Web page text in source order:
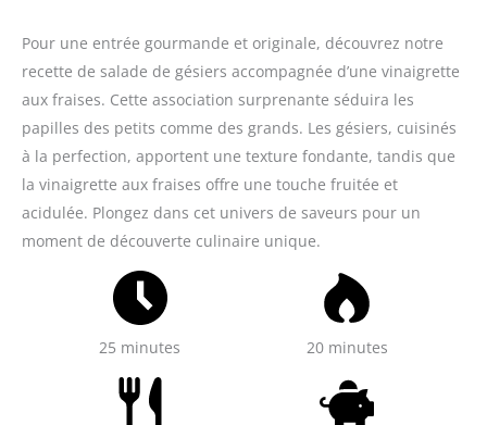
Pour une entrée gourmande et originale, découvrez notre
recette de salade de gésiers accompagnée d’une vinaigrette
aux fraises. Cette association surprenante séduira les
papilles des petits comme des grands. Les gésiers, cuisinés
à la perfection, apportent une texture fondante, tandis que
la vinaigrette aux fraises offre une touche fruitée et
acidulée. Plongez dans cet univers de saveurs pour un
moment de découverte culinaire unique.
25 minutes 20 minutes